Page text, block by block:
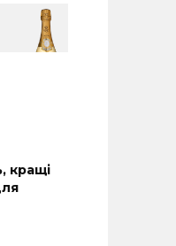
кращі